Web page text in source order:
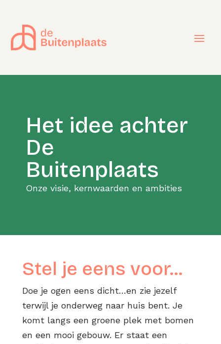
Het idee achter
De
Buitenplaats
Onze visie, kernwaarden en ambities
Stel je eens voor...
Doe je ogen eens dicht…en zie jezelf
terwijl je onderweg naar huis bent. Je
komt langs een groene plek met bomen
en een mooi gebouw. Er staat een